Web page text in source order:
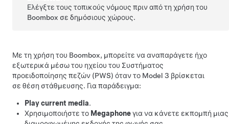
Ελέγξτε τους τοπικούς νόμους πριν από τη χρήση του
Boombox σε δημόσιους χώρους.
Με τη χρήση του Boombox, μπορείτε να αναπαράγετε ήχο
εξωτερικά μέσω του ηχείου του Συστήματος
προειδοποίησης πεζών (PWS) όταν το Model 3 βρίσκεται
σε θέση στάθμευσης. Για παράδειγμα:
Play current media.
Χρησιμοποιήστε το Megaphoneγια να κάνετε εκπομπή μιας